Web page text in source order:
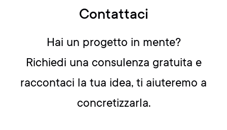
Contattaci
Hai un progetto in mente?
Richiedi una consulenza gratuita e
raccontaci la tua idea, ti aiuteremo a
concretizzarla.